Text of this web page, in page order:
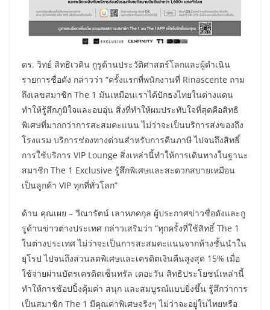
ดร. วิทย์ สิทธิเวคิน กูรูด้านประวัติศาสตร์โลกและผู้ดำเนิน
รายการชื่อดัง กล่าวว่า “ครั้งแรกที่พนักงานที่ Rinascente ถาม
ถึงเลขสมาชิก The 1 มันเหมือนเราได้ปักธงไทยในต่างแดน
ทำให้รู้สึกภูมิใจและอบอุ่น สิ่งที่ทำให้ผมประทับใจที่สุดคือสิทธิ
พิเศษที่มากกว่าการสะสมคะแนน ไม่ว่าจะเป็นบริการส่งของถึง
โรงแรม บริการช่องทางด่วนสำหรับการคืนภาษี ไปจนถึงสิทธิ์
การใช้บริการ VIP Lounge สิ่งเหล่านี้ทำให้การเดินทางในฐานะ
สมาชิก The 1 Exclusive รู้สึกพิเศษและสะดวกสบายเหมือน
เป็นลูกค้า VIP ทุกที่ทั่วโลก”
ด้าน คุณเผย – วีณารัตน์ เลาหภคกุล ผู้ประกาศข่าวชื่อดังและกู
รูด้านข่าวต่างประเทศ กล่าวเสริมว่า “ทุกครั้งที่ใช้สิทธิ์ The 1
ในต่างประเทศ ไม่ว่าจะเป็นการสะสมคะแนนจากห้างชั้นนำใน
ยุโรป ไปจนถึงส่วนลดพิเศษและเครดิตเงินคืนสูงสุด 15% เมื่อ
ใช้จ่ายผ่านบัตรเครดิตเซ็นทรัล เดอะวัน สิทธิประโยชน์เหล่านี้
ทำให้การช้อปปิ้งคุ้มค่า สนุก และสมบูรณ์แบบยิ่งขึ้น รู้สึกว่าการ
เป็นสมาชิก The 1 มีคุณค่าพิเศษจริงๆ ไม่ว่าจะอยู่ในไทยหรือ